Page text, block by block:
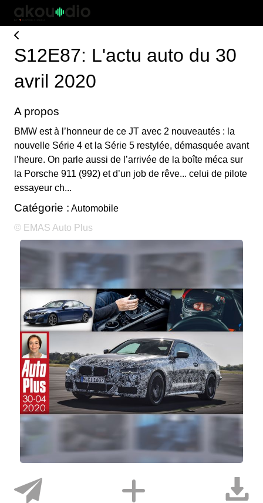
S12E87: L'actu auto du 30
avril 2020
A propos
BMW est à l’honneur de ce JT avec 2 nouveautés : la
nouvelle Série 4 et la Série 5 restylée, démasquée avant
l’heure. On parle aussi de l’arrivée de la boîte méca sur
la Porsche 911 (992) et d’un job de rêve... celui de pilote
essayeur ch...
Catégorie : Automobile
© EMAS Auto Plus